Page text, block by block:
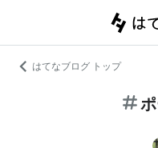
はてなブログ トップ